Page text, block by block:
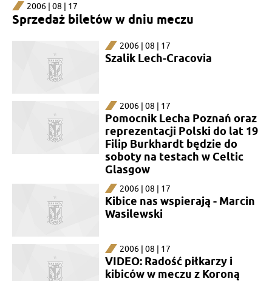
2006 | 08 | 17
Sprzedaż biletów w dniu meczu
2006 | 08 | 17
Szalik Lech-Cracovia
2006 | 08 | 17
Pomocnik Lecha Poznań oraz
reprezentacji Polski do lat 19
Filip Burkhardt będzie do
soboty na testach w Celtic
Glasgow
2006 | 08 | 17
Kibice nas wspierają - Marcin
Wasilewski
2006 | 08 | 17
VIDEO: Radość piłkarzy i
kibiców w meczu z Koroną